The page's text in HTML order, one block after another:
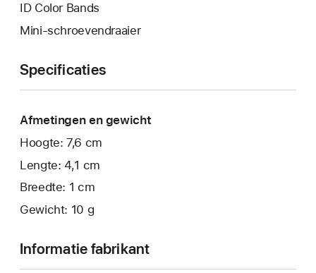
ID Color Bands
Mini-schroevendraaier
Specificaties
Afmetingen en gewicht
Hoogte: 7,6 cm
Lengte: 4,1 cm
Breedte: 1 cm
Gewicht: 10 g
Informatie fabrikant